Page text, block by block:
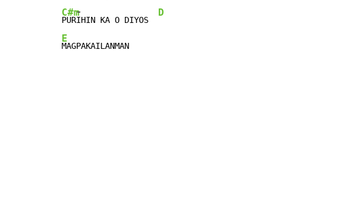
C#m
PUR
-
IHIN KA O DIYOS
D
E
MAGPAKAILANMAN